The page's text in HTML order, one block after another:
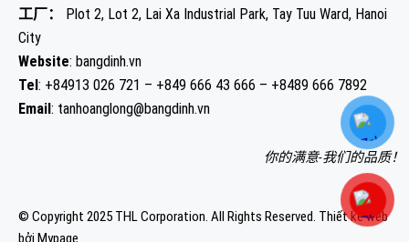
工厂：
Plot 2, Lot 2, Lai Xa Industrial Park, Tay Tuu Ward, Hanoi
City
Website: bangdinh.vn
Tel: +84913 026 721 – +849 666 43 666 – +8489 666 7892
Email: tanhoanglong@bangdinh.vn
你的满意-我们的品质！
© Copyright 2025 THL Corporation. All Rights Reserved. Thiết kế web
bởi Mypage